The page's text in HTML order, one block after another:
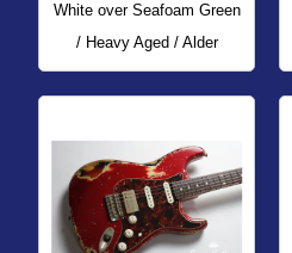
White over Seafoam Green
/ Heavy Aged / Alder